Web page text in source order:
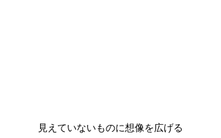
見えていないものに想像を広げる